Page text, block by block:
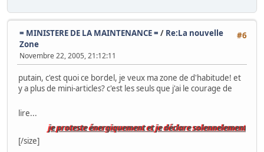
#6
= MINISTERE DE LA MAINTENANCE = / Re:La nouvelle
Zone
Novembre 22, 2005, 21:12:11
putain, c'est quoi ce bordel, je veux ma zone de d'habitude! et
y a plus de mini-articles? c'est les seuls que j'ai le courage de
lire...
je proteste énergiquement et je déclare solennelement que
[/size]